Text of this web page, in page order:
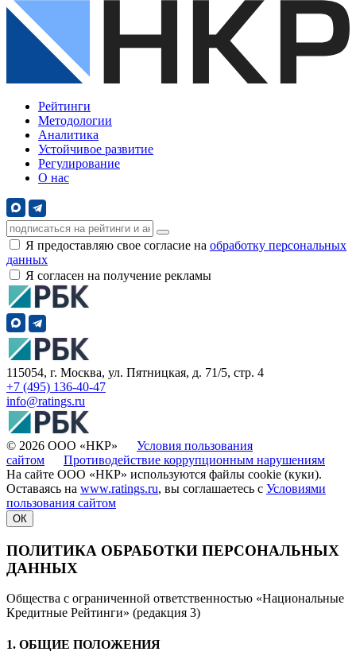
Рейтинги
Методологии
Аналитика
Устойчивое развитие
Регулирование
О нас
Я предоставляю свое согласие на обработку персональных
данных
Я согласен на получение рекламы
115054, г. Москва, ул. Пятницкая, д. 71/5, стр. 4
+7 (495) 136-40-47
info@ratings.ru
© 2026 ООО «НКР» Условия пользования
сайтом
Противодействие коррупционным нарушениям
На сайте ООО «НКР» используются файлы cookie (куки).
Оставаясь на www.ratings.ru, вы соглашаетесь с Условиями
пользования сайтом
ОК
ПОЛИТИКА ОБРАБОТКИ ПЕРСОНАЛЬНЫХ
ДАННЫХ
Общества с ограниченной ответственностью «Национальные
Кредитные Рейтинги» (редакция 3)
1. ОБЩИЕ ПОЛОЖЕНИЯ